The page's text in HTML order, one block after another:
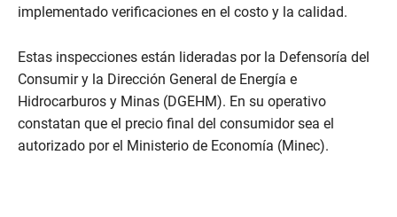
implementado verificaciones en el costo y la calidad.
Estas inspecciones están lideradas por la Defensoría del
Consumir y la Dirección General de Energía e
Hidrocarburos y Minas (DGEHM). En su operativo
constatan que el precio final del consumidor sea el
autorizado por el Ministerio de Economía (Minec).